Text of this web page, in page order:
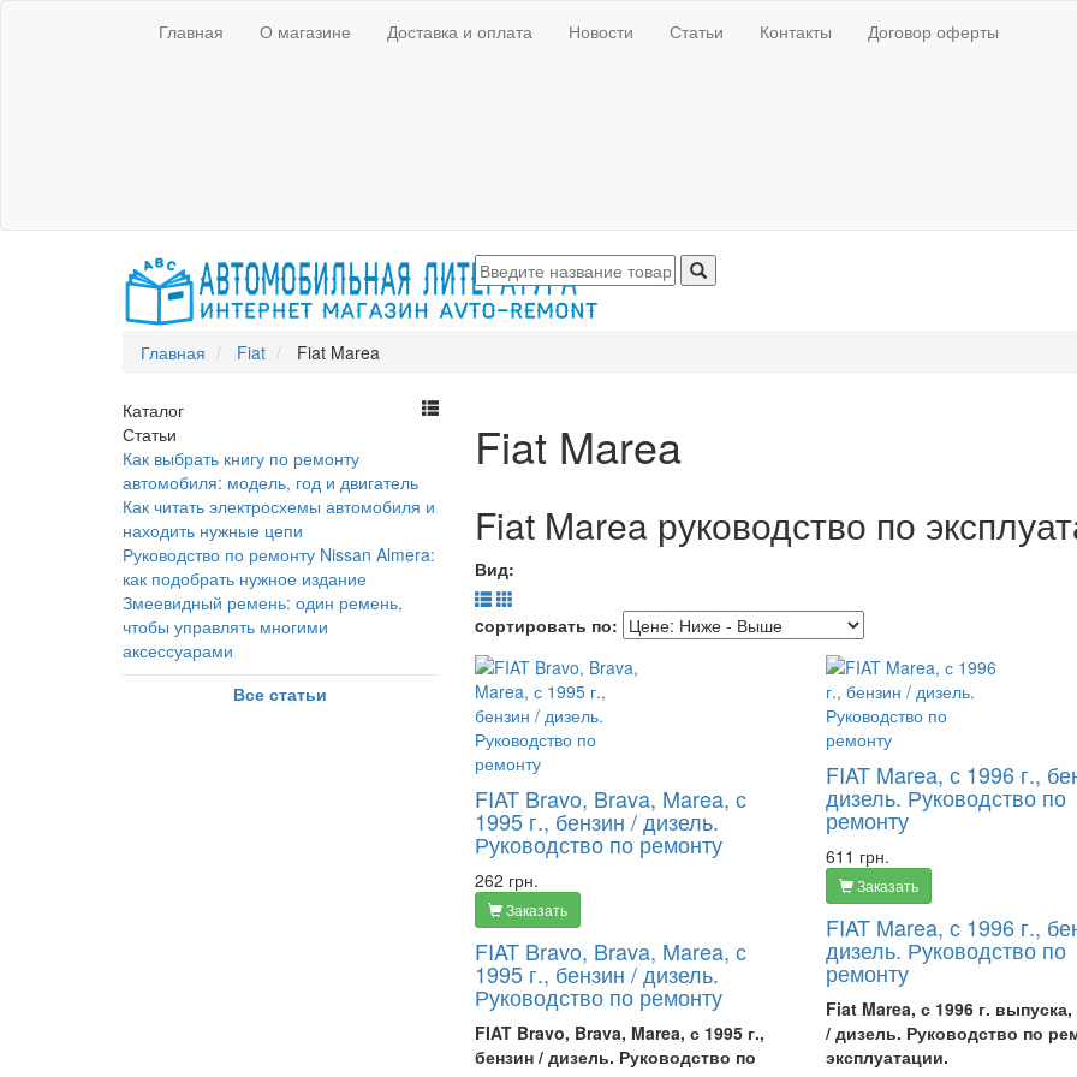
Главная О магазине Доставка и оплата Новости Статьи Контакты Договор оферты
Главная Fiat Fiat Marea
Каталог
Статьи
Как выбрать книгу по ремонту
автомобиля: модель, год и двигатель
Как читать электросхемы автомобиля и
находить нужные цепи
Руководство по ремонту Nissan Almera:
как подобрать нужное издание
Змеевидный ремень: один ремень,
чтобы управлять многими
аксессуарами
Все статьи
Fiat Marea
Fiat Marea руководство по
Вид:
cортировать по:
FIAT Bravo, Brava, Marea, с
1995 г., бензин / дизель.
Руководство по ремонту
262 грн.
Заказать
FIAT Bravo, Brava, Marea, с
1995 г., бензин / дизель.
Руководство по ремонту
FIAT Bravo, Brava, Marea, с 1995 г.,
бензин / дизель. Руководство по
FIAT Marea, с 1996 г.,
дизель. Руководство по
ремонту
611 грн.
Заказать
FIAT Marea, с 1996 г.,
дизель. Руководство по
ремонту
Fiat Marea, с 1996 г.
/ дизель. Руководство по
эксплуатации.